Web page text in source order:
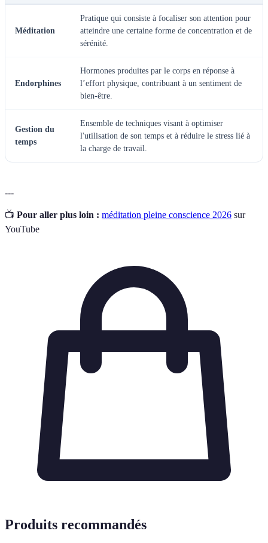
Méditation
Pratique qui consiste à focaliser son attention pour
atteindre une certaine forme de concentration et de
sérénité.
Endorphines
Hormones produites par le corps en réponse à
l’effort physique, contribuant à un sentiment de
bien-être.
Gestion du
temps
Ensemble de techniques visant à optimiser
l'utilisation de son temps et à réduire le stress lié à
la charge de travail.
---
📺 Pour aller plus loin : méditation pleine conscience 2026 sur
YouTube
Produits recommandés